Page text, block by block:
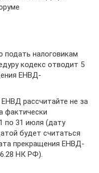
подать налоговикам
кодекс отводит 5
ЕНВД-
рассчитайте не за
фактически
по 31 июля (дату
будет считаться
прекращения ЕНВД-
НК РФ).